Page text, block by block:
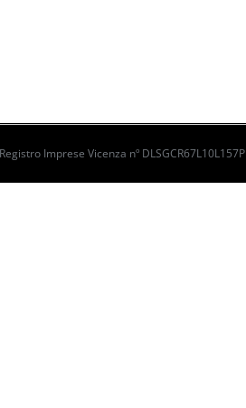
Imprese Vicenza nº DLSGCR67L10L157P